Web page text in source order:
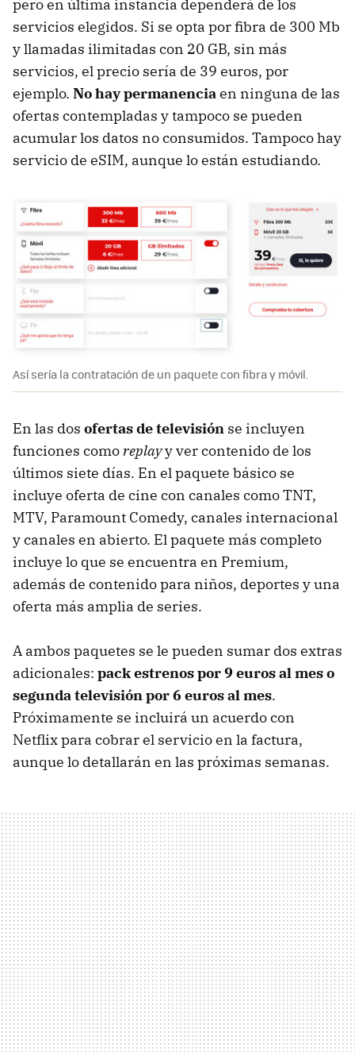
pero en última instancia dependerá de los
servicios elegidos. Si se opta por fibra de 300 Mb
y llamadas ilimitadas con 20 GB, sin más
servicios, el precio sería de 39 euros, por
ejemplo. No hay permanenciaen ninguna de las
ofertas contempladas y tampoco se pueden
acumular los datos no consumidos. Tampoco hay
servicio de eSIM, aunque lo están estudiando.
Así sería la contratación de un paquete con fibra y móvil.
En las dos ofertas de televisión se incluyen
funciones comoreplayy ver contenido de los
últimos siete días. En el paquete básico se
incluye oferta de cine con canales como TNT,
MTV, Paramount Comedy, canales internacional
y canales en abierto. El paquete más completo
incluye lo que se encuentra en Premium,
además de contenido para niños, deportes y una
oferta más amplia de series.
A ambos paquetes se le pueden sumar dos extras
adicionales: pack estrenos por 9 euros al mes o
segunda televisión por 6 euros al mes.
Próximamente se incluirá un acuerdo con
Netflix para cobrar el servicio en la factura,
aunque lo detallarán en las próximas semanas.